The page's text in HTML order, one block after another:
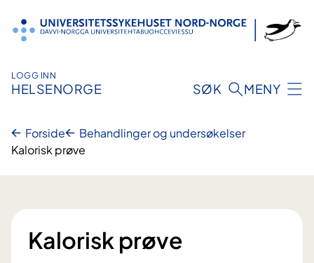
innhold
LOGG INN
HELSENORGE SØK MENY
Forside
Behandlinger og undersøkelser
Kalorisk prøve
Kalorisk prøve